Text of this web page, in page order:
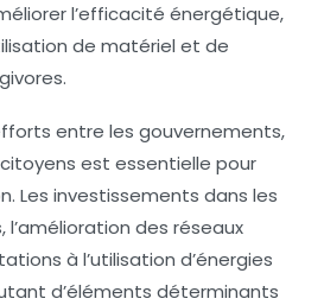
l’efficacité énergétique,
de matériel et de
entre les gouvernements,
est essentielle pour
Les investissements dans les
des réseaux
à l’utilisation d’énergies
d’éléments déterminants